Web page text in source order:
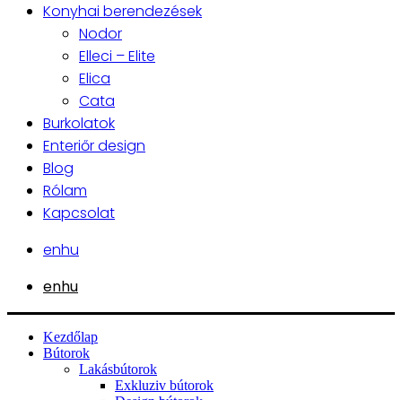
Konyhai berendezések
Nodor
Elleci – Elite
Elica
Cata
Burkolatok
Enteriőr design
Blog
Rólam
Kapcsolat
enhu
enhu
Kezdőlap
Bútorok
Lakásbútorok
Exkluziv bútorok